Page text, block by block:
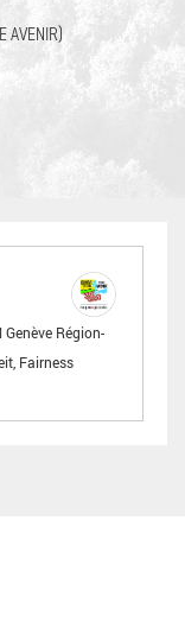
AVENIR)
Région-
Fairness